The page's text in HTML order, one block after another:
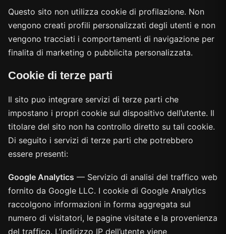
Questo sito non utilizza cookie di profilazione. Non
vengono creati profili personalizzati degli utenti e non
vengono tracciati i comportamenti di navigazione per
finalita di marketing o pubblicita personalizzata.
Cookie di terze parti
Il sito puo integrare servizi di terze parti che
impostano i propri cookie sul dispositivo dell’utente. Il
titolare del sito non ha controllo diretto su tali cookie.
Di seguito i servizi di terze parti che potrebbero
essere presenti:
Google Analytics — Servizio di analisi del traffico web
fornito da Google LLC. I cookie di Google Analytics
raccolgono informazioni in forma aggregata sul
numero di visitatori, le pagine visitate e la provenienza
del traffico. L’indirizzo IP dell’utente viene